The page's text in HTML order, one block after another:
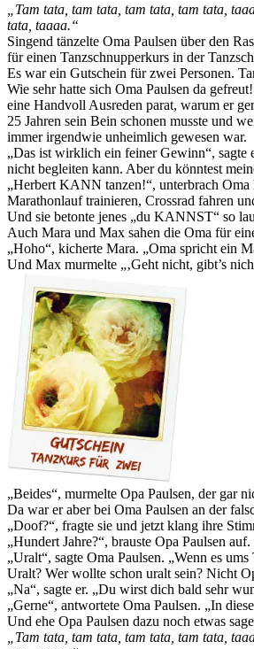
„Tam tata, tam tata, tam tata, tam tata,
tata, taaaa.“
Singend tänzelte Oma Paulsen über den
für einen Tanzschnupperkurs in der
Es war ein Gutschein für zwei Personen.
Wie sehr hatte sich Oma Paulsen da
eine Handvoll Ausreden parat, warum er
25 Jahren sein Bein schonen musste und
immer irgendwie unheimlich gewesen war.
„Das ist wirklich ein feiner Gewinn“, sagte
nicht begleiten kann. Aber du könntest
„Herbert KANN tanzen!“, unterbrach
Marathonlauf trainieren, Crossrad fahren
Und sie betonte jenes „du KANNST“ so
Auch Mara und Max sahen die Oma für
„Hoho“, kicherte Mara. „Oma spricht ein
Und Max murmelte „‚Geht nicht, gibt’s
„Beides“, murmelte Opa Paulsen, der gar
Da war er aber bei Oma Paulsen an der
„Doof?“, fragte sie und jetzt klang ihre
„Hundert Jahre?“, brauste Opa Paulsen
„Uralt“, sagte Oma Paulsen. „Wenn es ums
Uralt? Wer wollte schon uralt sein? Nicht
„Na“, sagte er. „Du wirst dich bald sehr
„Gerne“, antwortete Oma Paulsen. „In
Und ehe Opa Paulsen dazu noch etwas
„Tam tata, tam tata, tam tata, tam tata,